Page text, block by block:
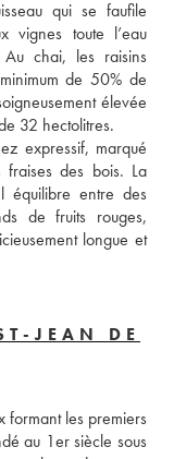
qui se faufile
vignes toute l’eau
chai, les raisins
de 50% de
élevée
32 hectolitres.
expressif, marqué
des bois. La
équilibre entre des
de fruits rouges,
longue et
JEAN DE
formant les premiers
au 1er siècle sous